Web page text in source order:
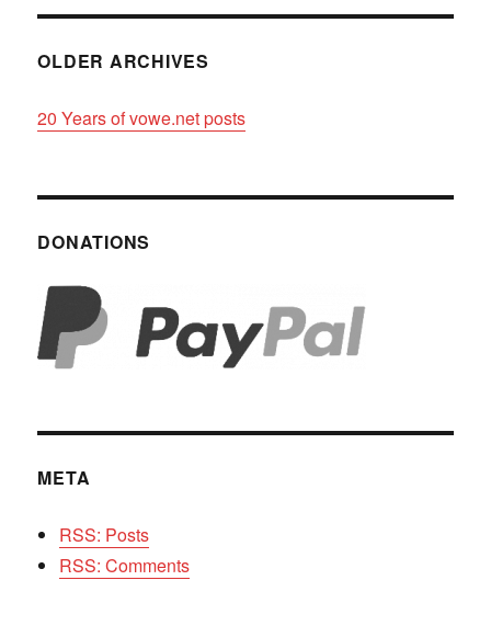
OLDER ARCHIVES
20 Years of vowe.net posts
DONATIONS
META
RSS: Posts
RSS: Comments